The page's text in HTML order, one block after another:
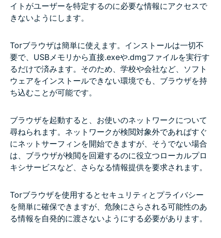
イトがユーザーを特定するのに必要な情報にアクセスで
きないようにします。
Torブラウザは簡単に使えます。インストールは一切不
要で、USBメモリから直接.exeや.dmgファイルを実行す
るだけで済みます。そのため、学校や会社など、ソフト
ウェアをインストールできない環境でも、ブラウザを持
ち込むことが可能です。
ブラウザを起動すると、お使いのネットワークについて
尋ねられます。ネットワークが検閲対象外であればすぐ
にネットサーフィンを開始できますが、そうでない場合
は、ブラウザが検閲を回避するのに役立つローカルプロ
キシサービスなど、さらなる情報提供を要求されます。
Torブラウザを使用するとセキュリティとプライバシー
を簡単に確保できますが、危険にさらされる可能性のあ
る情報を自発的に渡さないようにする必要があります。